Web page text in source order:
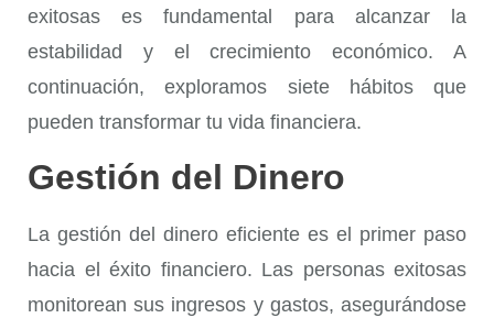
exitosas es fundamental para alcanzar la
estabilidad y el crecimiento económico. A
continuación, exploramos siete hábitos que
pueden transformar tu vida financiera.
Gestión del Dinero
La gestión del dinero eficiente es el primer paso
hacia el éxito financiero. Las personas exitosas
monitorean sus ingresos y gastos, asegurándose